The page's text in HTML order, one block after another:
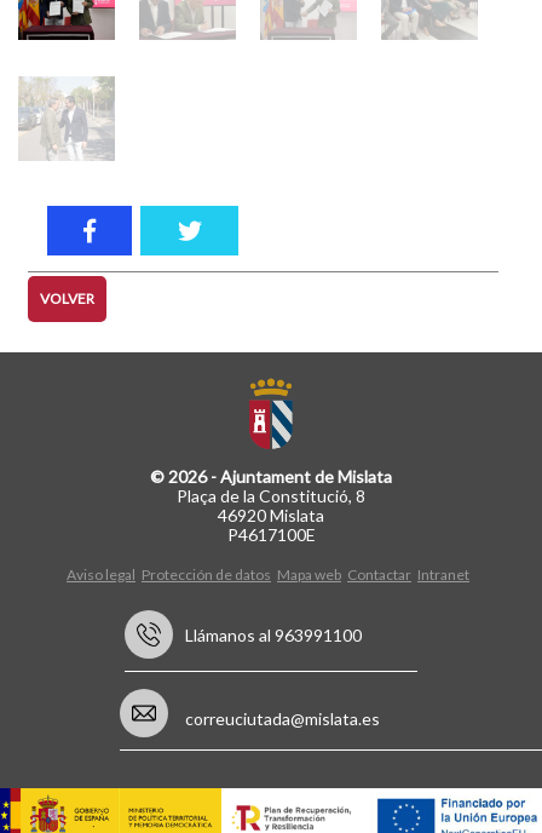
VOLVER
© 2026 - Ajuntament de Mislata
Plaça de la Constitució, 8
46920 Mislata
P4617100E
Aviso legal Protección de datos Mapa web Contactar Intranet
Llámanos al 963991100
correuciutada@mislata.es